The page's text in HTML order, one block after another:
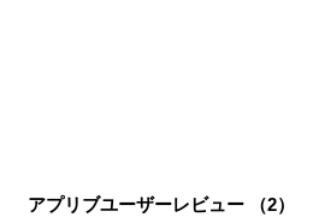
アプリブユーザーレビュー （2）